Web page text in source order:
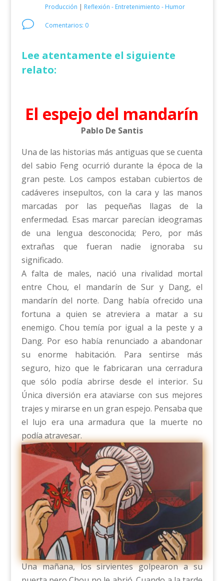
Producción | Reflexión - Entretenimiento - Humor
v Comentarios: 0
Lee atentamente el siguiente
relato:
El espejo del mandarín
Pablo De Santis
Una de las historias más antiguas que se cuenta
del sabio Feng ocurrió durante la época de la
gran peste. Los campos estaban cubiertos de
cadáveres insepultos, con la cara y las manos
marcadas por las pequeñas llagas de la
enfermedad. Esas marcar parecían ideogramas
de una lengua desconocida; Pero, por más
extrañas que fueran nadie ignoraba su
significado.
A falta de males, nació una rivalidad mortal
entre Chou, el mandarín de Sur y Dang, el
mandarín del norte. Dang había ofrecido una
fortuna a quien se atreviera a matar a su
enemigo. Chou temía por igual a la peste y a
Dang. Por eso había renunciado a abandonar
su enorme habitación. Para sentirse más
seguro, hizo que le fabricaran una cerradura
que sólo podía abrirse desde el interior. Su
Única diversión era ataviarse con sus mejores
trajes y mirarse en un gran espejo. Pensaba que
el lujo era una armadura que la muerte no
podía atravesar.
Una mañana, los sirvientes golpearon a su